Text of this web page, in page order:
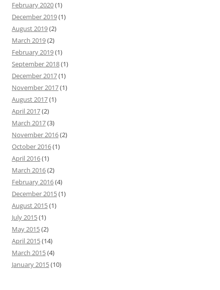
February 2020(1)
December 2019(1)
August 2019(2)
March 2019(2)
February 2019(1)
September 2018(1)
December 2017(1)
November 2017(1)
August 2017(1)
April 2017(2)
March 2017(3)
November 2016(2)
October 2016(1)
April 2016(1)
March 2016(2)
February 2016(4)
December 2015(1)
August 2015(1)
July 2015(1)
May 2015(2)
April 2015(14)
March 2015(4)
January 2015(10)